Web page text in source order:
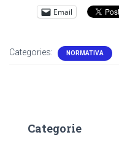
Email
Categories: NORMATIVA
Categorie